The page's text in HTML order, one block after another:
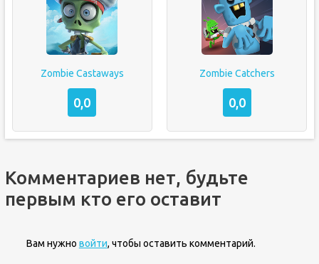
Zombie Castaways
0,0
Zombie Catchers
0,0
Комментариев нет, будьте
первым кто его оставит
Вам нужно войти, чтобы оставить комментарий.